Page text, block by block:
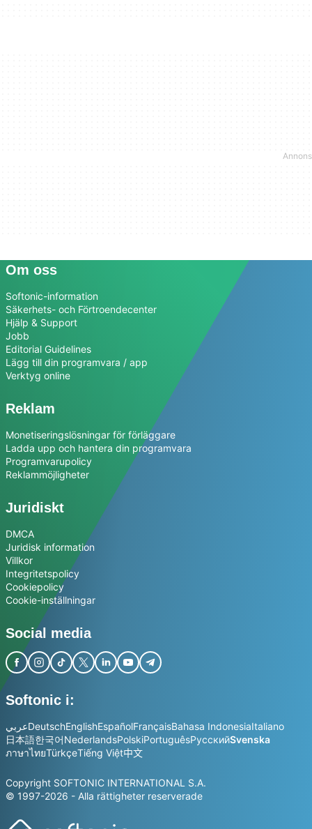
Om oss
Softonic-information
Säkerhets- och Förtroendecenter
Hjälp & Support
Jobb
Editorial Guidelines
Lägg till din programvara / app
Verktyg online
Reklam
Monetiseringslösningar för förläggare
Ladda upp och hantera din programvara
Programvarupolicy
Reklammöjligheter
Juridiskt
DMCA
Juridisk information
Villkor
Integritetspolicy
Cookiepolicy
Cookie-inställningar
Social media
Softonic i:
عربيDeutschEnglishEspañolFrançaisBahasa IndonesiaItaliano
日本語한국어NederlandsPolskiPortuguêsРусскийSvenska
ภาษาไทยTürkçeTiếng Việt中文
Copyright SOFTONIC INTERNATIONAL S.A.
© 1997-2026 - Alla rättigheter reserverade